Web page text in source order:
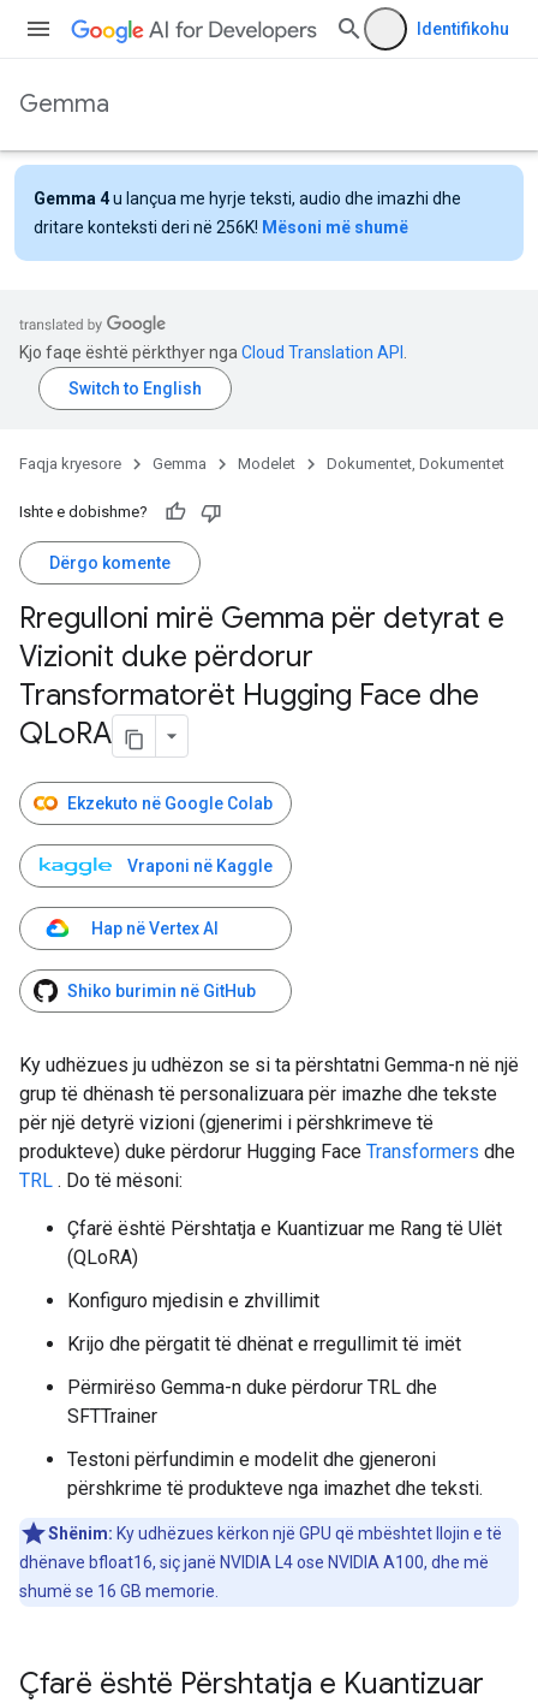
Identifikohu
Gemma
Gemma 4u lançua me hyrje teksti, audio dhe imazhi dhe
dritare konteksti deri në 256K! Mësoni më shumë
Kjo faqe është përkthyer nga Cloud Translation API
Faqja kryesore Gemma Modelet Dokumentet, Dokumentet
Ishte e dobishme?
Dërgo komente
Rregulloni mirë Gemma për detyrat e
Vizionit duke përdorur
Transformatorët Hugging Face dhe
QLoRA
Ekzekuto në Google Colab
Vraponi në Kaggle
Hap në Vertex AI
Shiko burimin në GitHub
Ky udhëzues ju udhëzon se si ta përshtatni Gemma-n në një
grup të dhënash të personalizuara për imazhe dhe tekste
për një detyrë vizioni (gjenerimi i përshkrimeve të
produkteve) duke përdorur Hugging Face Transformers dhe
TRL . Do të mësoni:
Çfarë është Përshtatja e Kuantizuar me Rang të Ulët
(QLoRA)
Konfiguro mjedisin e zhvillimit
Krijo dhe përgatit të dhënat e rregullimit të imët
Përmirëso Gemma-n duke përdorur TRL dhe
SFTTrainer
Testoni përfundimin e modelit dhe gjeneroni
përshkrime të produkteve nga imazhet dhe teksti.
Shënim: Ky udhëzues kërkon një GPU që mbështet llojin e të
dhënave bfloat16, siç janë NVIDIA L4 ose NVIDIA A100, dhe më
shumë se 16 GB memorie.
Çfarë është Përshtatja e Kuantizuar